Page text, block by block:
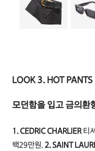
LOOK 3. HOT PANTS
모던함을 입고 금의
1. CEDRIC CHARLIER 티
백29만원. 2. SAINT